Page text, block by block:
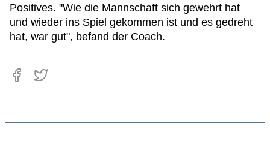
Positives. "Wie die Mannschaft sich gewehrt hat
und wieder ins Spiel gekommen ist und es gedreht
hat, war gut", befand der Coach.